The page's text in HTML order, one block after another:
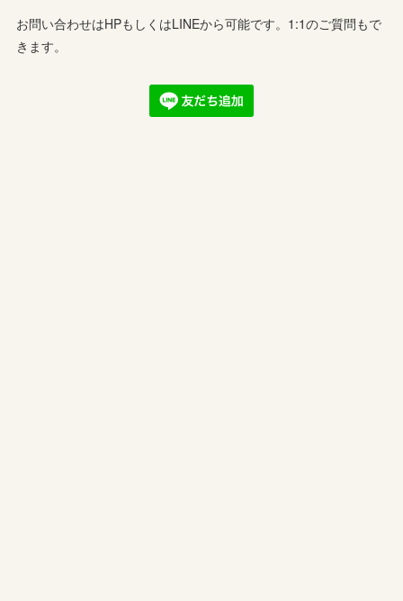
お問い合わせはHPもしくはLINEから可能です。1:1のご質問もで
きます。